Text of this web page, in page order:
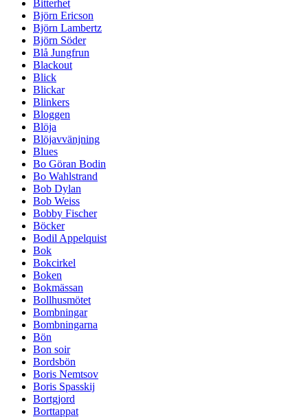
Bitterhet
Björn Ericson
Björn Lambertz
Björn Söder
Blå Jungfrun
Blackout
Blick
Blickar
Blinkers
Bloggen
Blöja
Blöjavvänjning
Blues
Bo Göran Bodin
Bo Wahlstrand
Bob Dylan
Bob Weiss
Bobby Fischer
Böcker
Bodil Appelquist
Bok
Bokcirkel
Boken
Bokmässan
Bollhusmötet
Bombningar
Bombningarna
Bön
Bon soir
Bordsbön
Boris Nemtsov
Boris Spasskij
Bortgjord
Borttappat